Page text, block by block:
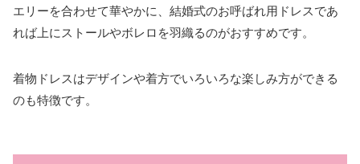
エリーを合わせて華やかに、結婚式のお呼ばれ用ドレスであ
れば上にストールやボレロを羽織るのがおすすめです。
着物ドレスはデザインや着方でいろいろな楽しみ方ができる
のも特徴です。